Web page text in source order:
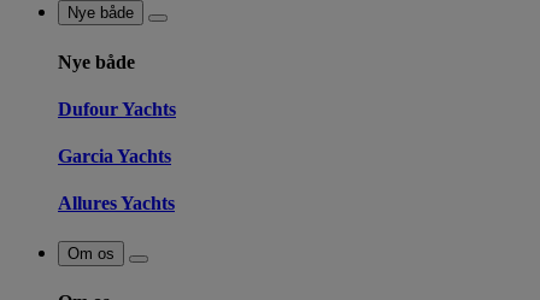
Nye både
Nye både
Dufour Yachts
Garcia Yachts
Allures Yachts
Om os